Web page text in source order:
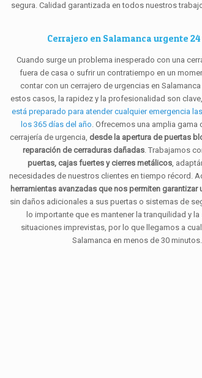
segura. Calidad garantizada en todos nuestros
Cerrajero en Salamanca urgente
Cuando surge un problema inesperado con una
fuera de casa o sufrir un contratiempo en un
contar con un cerrajero de urgencias en Salamanca
estos casos, la rapidez y la profesionalidad son
está preparado para atender cualquier emergencia
los 365 días del año. Ofrecemos una amplia gama
cerrajería de urgencia, desde la apertura de puertas
reparación de cerraduras dañadas. Trabajamos
puertas, cajas fuertes y cierres metálicos,
necesidades de nuestros clientes en tiempo récord.
herramientas avanzadas que nos permiten garantizar
sin daños adicionales a sus puertas o sistemas de
lo importante que es mantener la tranquilidad y
situaciones imprevistas, por lo que llegamos a
Salamanca en menos de 30 minutos.